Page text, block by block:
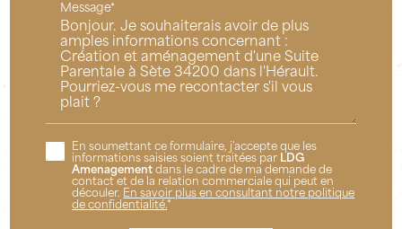
Message*
En soumettant ce formulaire, j'accepte que les
informations saisies soient traitées par LDG
Amenagement dans le cadre de ma demande de
contact et de la relation commerciale qui peut en
découler. En savoir plus en consultant notre politique
de confidentialité.*